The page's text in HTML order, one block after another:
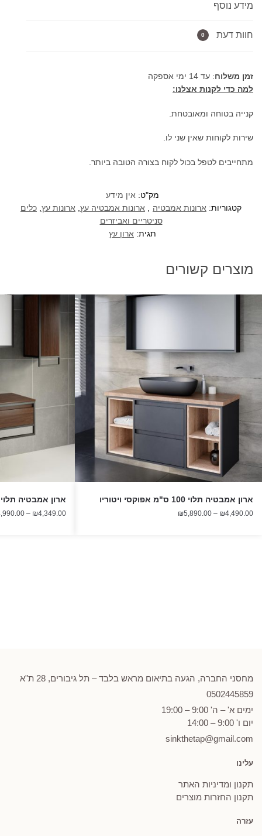
מלא
דלתות
עמוקה
במיוחד
ס"מ
מידע נוסף
חוות דעת 0
זמן משלוח: עד 14 ימי אספקה
למה כדי לקנות אצלנו:
קנייה בטוחה ומאובטחת.
שירות לקוחות שאין שני לו.
מתחייבים לטפל בכול לקוח בצורה הטובה ביותר.
מק"ט: אין מידע
קטגוריות: ארונות אמבטיה ארונות אמבטיה עץ ארונות עץ כלים
סניטריים ואביזרים
תגית: ארון עץ
מוצרים קשורים
ארון אמבטיה תלוי 100 ס"מ אפוקסי ויטוריו
₪4,490.00
–
₪5,890.00
ארון אמבטיה תלוי
₪4,349.00
–
מחסני החברה, הגעה בתיאום מראש בלבד – תל גיבורים, 28 ת"א
0502445859
ימים א' – ה' 9:00 – 19:00
יום ו' 9:00 – 14:00
sinkthetap@gmail.com
עלינו
תקנון ומדיניות האתר
תקנון החזרות מוצרים
עזרה